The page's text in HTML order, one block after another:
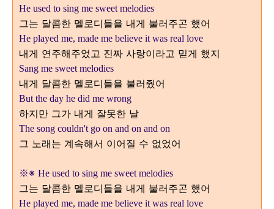
He used to sing me sweet melodies
그는 달콤한 멜로디들을 내게 불러주곤 했어
He played me, made me believe it was real love
내게 연주해주었고 진짜 사랑이라고 믿게 했지
Sang me sweet melodies
내게 달콤한 멜로디들을 불러줬어
But the day he did me wrong
하지만 그가 내게 잘못한 날
The song couldn't go on and on and on
그 노래는 계속해서 이어질 수 없었어
※※ He used to sing me sweet melodies
그는 달콤한 멜로디들을 내게 불러주곤 했어
He played me, made me believe it was real love